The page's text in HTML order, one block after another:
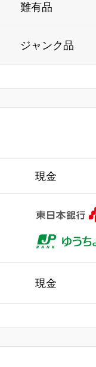
難有品
ジャンク品
現金
現金